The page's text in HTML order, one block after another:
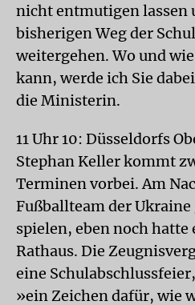
nicht entmutigen lassen
bisherigen Weg der
weitergehen. Wo und
kann, werde ich Sie
die Ministerin.
11 Uhr 10: Düsseldorfs
Stephan Keller kommt
Terminen vorbei. Am
Fußballteam der
spielen, eben noch
Rathaus. Die
eine
»ein Zeichen dafür, wie